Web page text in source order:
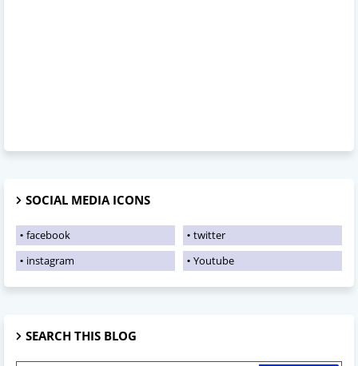
SOCIAL MEDIA ICONS
facebook
twitter
instagram
Youtube
SEARCH THIS BLOG